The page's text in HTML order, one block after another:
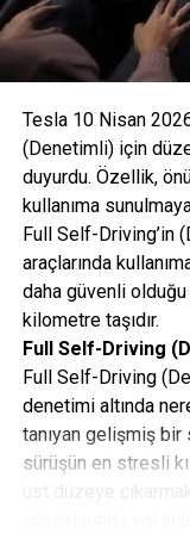
Verimlilik ve
Yeni modelin
görünüm
teknik bir avantaja
katsayısına (SUV:
Cayenne Coupé,
versiyonuna daha
ise 809 km’ye
(PAA) sistemi
hava kapakları ve
seviyesinde
Tesla 10 Nisan
(Denetimli) için
duyurdu. Özellik,
kullanıma
Full Self-Driving’in
araçlarında
daha güvenli
kilometre taşıdır.
Full Self-Driving
Full Self-Driving
denetimi altında
tanıyan gelişmiş bir
sürüşün en stresli